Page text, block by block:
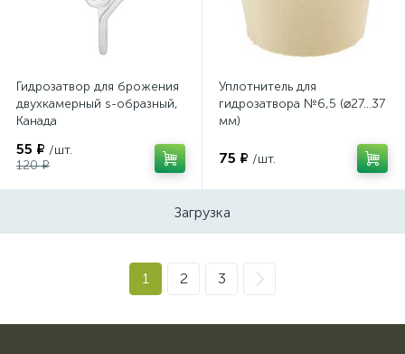
Гидрозатвор для брожения
двухкамерный s-образный,
Канада
55 ₽ /шт.
120 ₽
Уплотнитель для
гидрозатвора №6,5 (⌀27…37
мм)
75 ₽ /шт.
Загрузка
1 2 3